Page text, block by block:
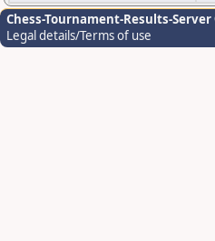
Chess-Tournament-Results-Server
Legal details/Terms of use